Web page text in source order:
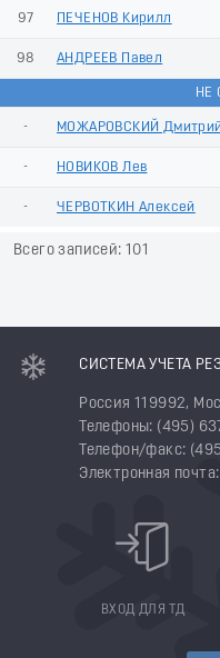
97 ПЕЧЕНОВ Кирилл
98 АНДРЕЕВ Павел
НЕ
- МОЖАРОВСКИЙ Дмитрий
- НОВИКОВ Лев
- ЧЕРВОТКИН Алексей
Всего записей: 101
СИСТЕМА УЧЕТА
Россия 119992,
Телефоны: (495)
Телефон/факс:
Электронная
ВХОД ДЛЯ ТД